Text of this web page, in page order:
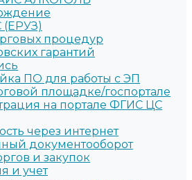
(ЕРУЗ)
процедур
гарантий
ПО для работы с ЭП
площадке/госпортале
на портале ФГИС ЦС
через интернет
документооборот
и закупок
и учет